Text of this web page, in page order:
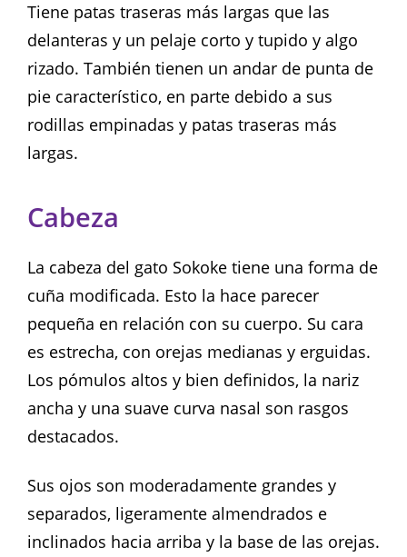
Tiene patas traseras más largas que las
delanteras y un pelaje corto y tupido y algo
rizado. También tienen un andar de punta de
pie característico, en parte debido a sus
rodillas empinadas y patas traseras más
largas.
Cabeza
La cabeza del gato Sokoke tiene una forma de
cuña modificada. Esto la hace parecer
pequeña en relación con su cuerpo. Su cara
es estrecha, con orejas medianas y erguidas.
Los pómulos altos y bien definidos, la nariz
ancha y una suave curva nasal son rasgos
destacados.
Sus ojos son moderadamente grandes y
separados, ligeramente almendrados e
inclinados hacia arriba y la base de las orejas.